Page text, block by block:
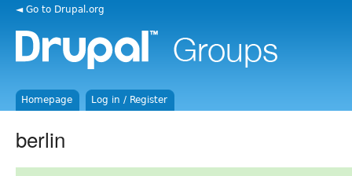
◄ Go to Drupal.org
Homepage Log in / Register
berlin